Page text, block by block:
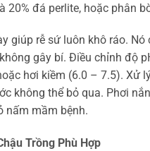
20% đá perlite, hoặc phân
giúp rễ sứ luôn khô ráo.
gây bí. Điều chỉnh độ
hơi kiềm (6.0 – 7.5). Xử
không thể bỏ qua. Phơi
nấm mầm bệnh.
Trồng Phù Hợp